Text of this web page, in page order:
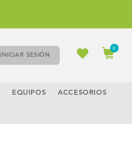
INICIAR SESIÓN
Carrito
0
artículos
EQUIPOS
ACCESORIOS